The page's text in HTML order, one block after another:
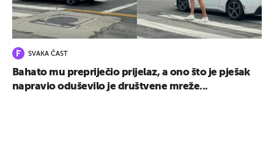
SVAKA ČAST
Bahato mu prepriječio prijelaz, a ono što je pješak
napravio oduševilo je društvene mreže...